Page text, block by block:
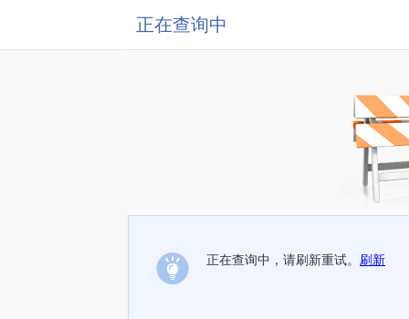
正在查询中
正在查询中，请刷新重试。 刷新